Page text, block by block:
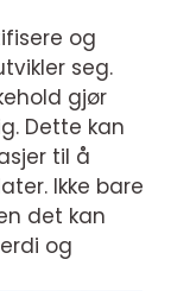
og
seg.
gjør
Dette kan
til å
Ikke bare
det kan
og